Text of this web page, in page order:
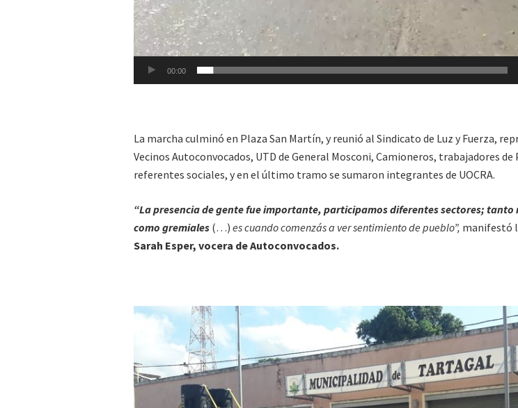
00:00
La marcha culminó en Plaza San Martín, y reunió al Sindicato de Luz y Fuerza,
Vecinos Autoconvocados, UTD de General Mosconi, Camioneros, trabajadores de
referentes sociales, y en el último tramo se sumaron integrantes de UOCRA.
“La presencia de gente fue importante, participamos diferentes sectores; tanto
como gremiales (…) es cuando comenzás a ver sentimiento de pueblo”, manifestó
Sarah Esper, vocera de Autoconvocados.